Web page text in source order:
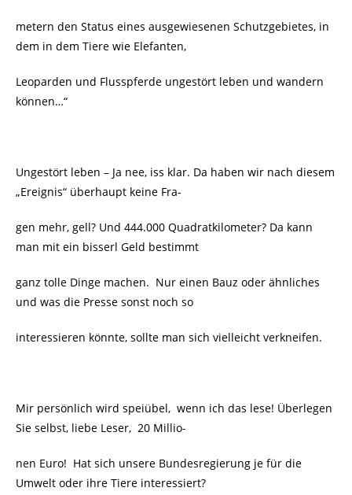
metern den Status eines ausgewiesenen Schutzgebietes, in
dem in dem Tiere wie Elefanten,
Leoparden und Flusspferde ungestört leben und wandern
können…“
Ungestört leben – Ja nee, iss klar. Da haben wir nach diesem
„Ereignis“ überhaupt keine Fra-
gen mehr, gell? Und 444.000 Quadratkilometer? Da kann
man mit ein bisserl Geld bestimmt
ganz tolle Dinge machen. Nur einen Bauz oder ähnliches
und was die Presse sonst noch so
interessieren könnte, sollte man sich vielleicht verkneifen.
Mir persönlich wird speiübel, wenn ich das lese! Überlegen
Sie selbst, liebe Leser, 20 Millio-
nen Euro! Hat sich unsere Bundesregierung je für die
Umwelt oder ihre Tiere interessiert?